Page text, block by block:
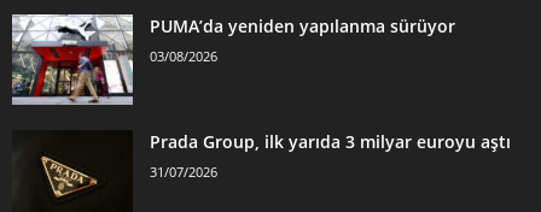
PUMA’da yeniden yapılanma sürüyor
03/08/2026
Prada Group, ilk yarıda 3 milyar euroyu aştı
31/07/2026